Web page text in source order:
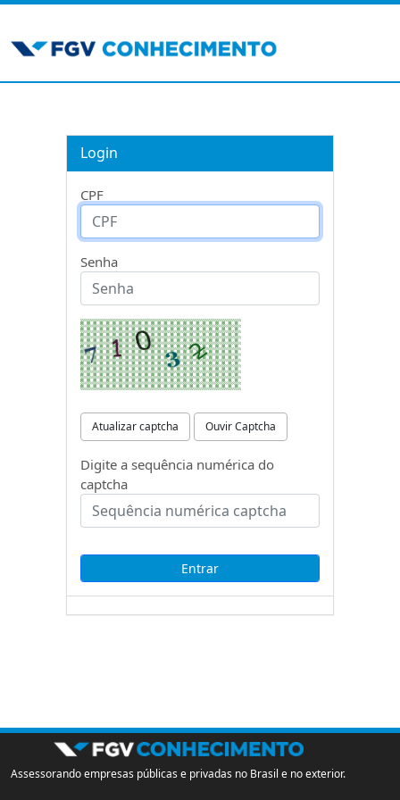
Login
CPF
Senha
Atualizar captcha Ouvir Captcha
Digite a sequência numérica do
captcha
Assessorando empresas públicas e privadas no Brasil e no exterior.